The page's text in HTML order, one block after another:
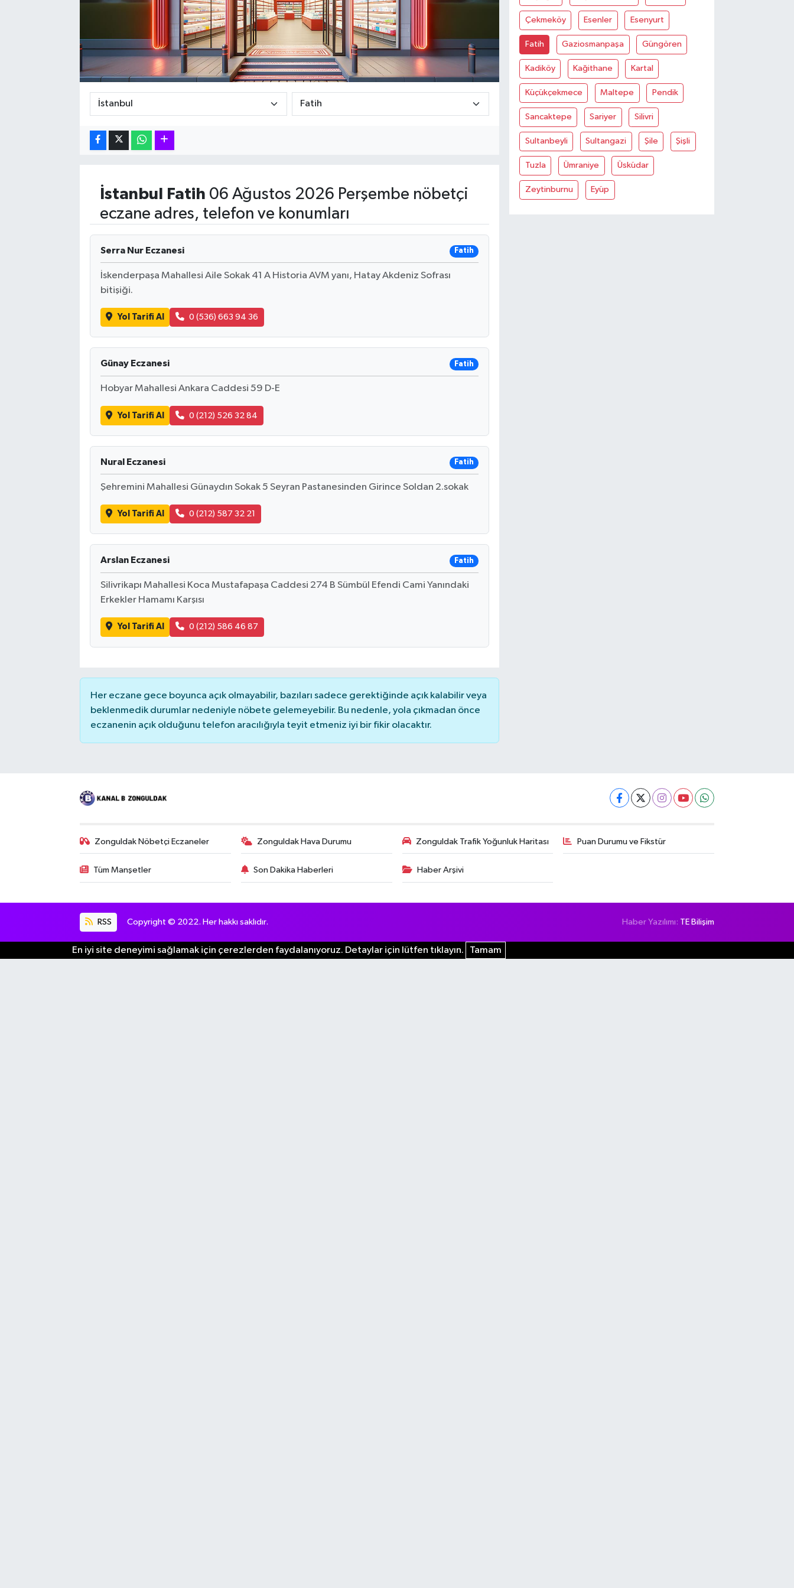
İstanbul Fatih 06 Ağustos 2026 Perşembe nöbetçi
eczane adres, telefon ve konumları
Serra Nur Eczanesi Fatih
İskenderpaşa Mahallesi Aile Sokak 41 A Historia AVM yanı, Hatay Akdeniz Sofrası
bitişiği.
Yol Tarifi Al 0 (536) 663 94 36
Günay Eczanesi Fatih
Hobyar Mahallesi Ankara Caddesi 59 D-E
Yol Tarifi Al 0 (212) 526 32 84
Nural Eczanesi Fatih
Şehremini Mahallesi Günaydın Sokak 5 Seyran Pastanesinden Girince Soldan 2.sokak
Yol Tarifi Al 0 (212) 587 32 21
Arslan Eczanesi Fatih
Silivrikapı Mahallesi Koca Mustafapaşa Caddesi 274 B Sümbül Efendi Cami Yanındaki
Erkekler Hamamı Karşısı
Yol Tarifi Al 0 (212) 586 46 87
Her eczane gece boyunca açık olmayabilir, bazıları sadece gerektiğinde açık kalabilir veya
beklenmedik durumlar nedeniyle nöbete gelemeyebilir. Bu nedenle, yola çıkmadan önce
eczanenin açık olduğunu telefon aracılığıyla teyit etmeniz iyi bir fikir olacaktır.
Çekmeköy Esenler Esenyurt
Fatih Gaziosmanpaşa Güngören
Kadiköy Kağithane Kartal
Küçükçekmece Maltepe Pendik
Sancaktepe Sariyer Silivri
Sultanbeyli Sultangazi Şile Şişli
Tuzla Ümraniye Üsküdar
Zeytinburnu Eyüp
Zonguldak Nöbetçi Eczaneler Zonguldak Hava Durumu Zonguldak Trafik Yoğunluk Haritası Puan Durumu ve Fikstür
Tüm Manşetler Son Dakika Haberleri Haber Arşivi
RSS Copyright © 2022. Her hakkı saklıdır. Haber Yazılımı: TE Bilişim
En iyi site deneyimi sağlamak için çerezlerden faydalanıyoruz. Detaylar için lütfen tıklayın. Tamam